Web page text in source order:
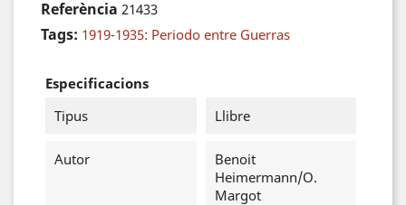
Referència 21433
Tags: 1919-1935: Periodo entre Guerras
Especificacions
Tipus
Llibre
Autor
Benoit
Heimermann/O.
Margot